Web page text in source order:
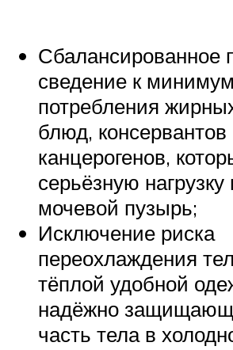
Сбалансированное
сведение к
потребления
блюд, консервантов
канцерогенов,
серьёзную нагрузку
мочевой пузырь;
Исключение риска
переохлаждения
тёплой удобной
надёжно
часть тела в